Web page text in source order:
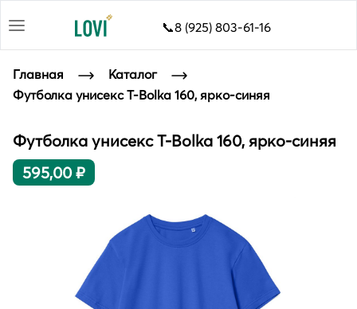
📞8 (925) 803-61-16
Главная
Каталог
Футболка унисекс T-Bolka 160, ярко-синяя
Футболка унисекс T-Bolka 160, ярко-синяя
595,00 ₽